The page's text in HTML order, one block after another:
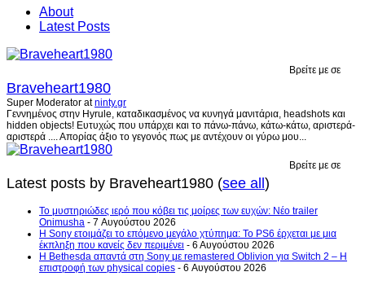
About
Latest Posts
Βρείτε με σε
Braveheart1980
Super Moderator atninty.gr
Γεννημένος στην Hyrule, καταδικασμένος να κυνηγά μανιτάρια, headshots και
hidden objects! Ευτυχώς που υπάρχει και το πάνω-πάνω, κάτω-κάτω, αριστερά-
αριστερά .... Απορίας άξιο το γεγονός πως με αντέχουν οι γύρω μου...
Βρείτε με σε
Latest posts by Braveheart1980 (see all)
Το μυστηριώδες ιερό που κόβει τις μοίρες των ευχών: Νέο trailer
Onimusha - 7 Αυγούστου 2026
Η Sony ετοιμάζει το επόμενο μεγάλο χτύπημα: Το PS6 έρχεται με μια
έκπληξη που κανείς δεν περιμένει - 6 Αυγούστου 2026
Η Bethesda απαντά στη Sony με remastered Oblivion για Switch 2 – Η
επιστροφή των physical copies - 6 Αυγούστου 2026